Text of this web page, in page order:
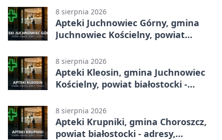
godziny otwarcia
8 sierpnia 2026
Apteki Juchnowiec Górny, gmina
Juchnowiec Kościelny, powiat
godziny otwarcia
8 sierpnia 2026
Apteki Kleosin, gmina Juchnowiec
Kościelny, powiat białostocki -
8 sierpnia 2026
Apteki Krupniki, gmina Choroszcz,
powiat białostocki - adresy,